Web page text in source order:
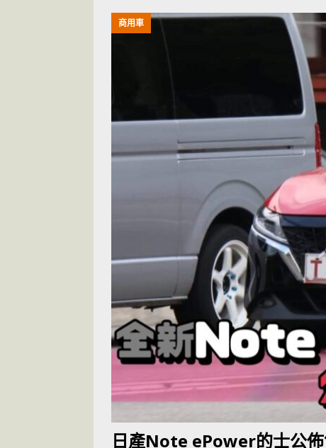
[ 2026-06-12 ] 「
[ 2026-06-08 ]
[ 2026-06-08 ]
[ 2026-05-28 ]
交通評論
[ 2026-05-28 ]
尾
交通評論
[ 2026-05-27 ]
【
[ 2026-05-24 ]
你！
交通評論
[ 2026-07-14 ] 荃
商用車
日產Note ePower的士公